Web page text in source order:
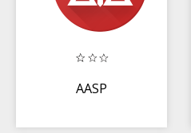
AASP